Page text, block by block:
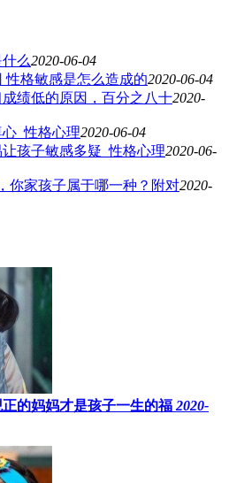
么2020-06-04
性格敏感是怎么造成的2020-06-04
绩低的原因，百分之八十2020-
_性格心理2020-06-04
孩子敏感多疑_性格心理2020-06-
你家孩子属于哪一种？附对2020-
正的妈妈才是孩子一生的福 2020-